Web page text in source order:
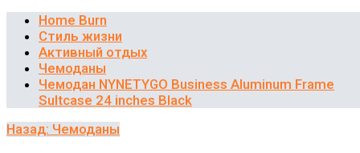
Home Burn
Стиль жизни
Активный отдых
Чемоданы
Чемодан NYNETYGO Business Aluminum Frame
Sultcase 24 inches Black
Назад: Чемоданы